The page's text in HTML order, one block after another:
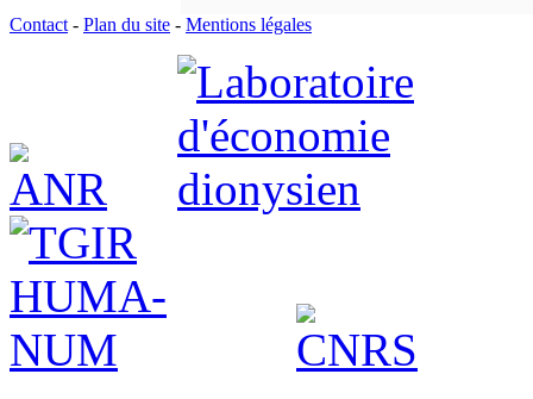
Contact - Plan du site - Mentions légales